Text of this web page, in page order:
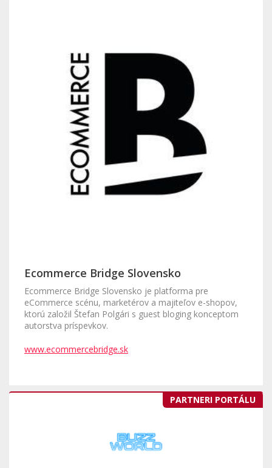
Ecommerce Bridge Slovensko
Ecommerce Bridge Slovensko je platforma pre
eCommerce scénu, marketérov a majiteľov e-shopov,
ktorú založil Štefan Polgári s guest bloging konceptom
autorstva príspevkov.
www.ecommercebridge.sk
PARTNERI PORTÁLU